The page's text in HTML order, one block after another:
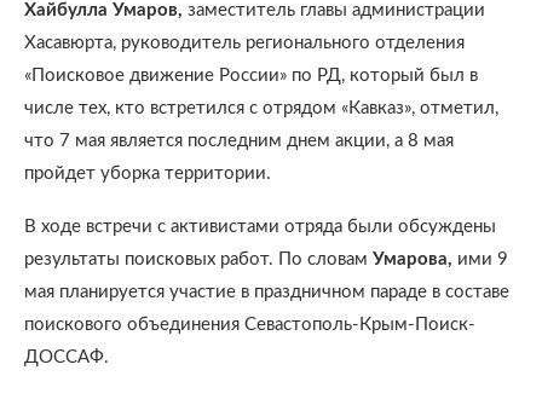
Хайбулла Умаров, заместитель главы администрации
Хасавюрта, руководитель регионального отделения
«Поисковое движение России» по РД, который был в
числе тех, кто встретился с отрядом «Кавказ», отметил,
что 7 мая является последним днем акции, а 8 мая
пройдет уборка территории.
В ходе встречи с активистами отряда были обсуждены
результаты поисковых работ. По словам Умарова, ими 9
мая планируется участие в праздничном параде в составе
поискового объединения Севастополь-Крым-Поиск-
ДОССАФ.